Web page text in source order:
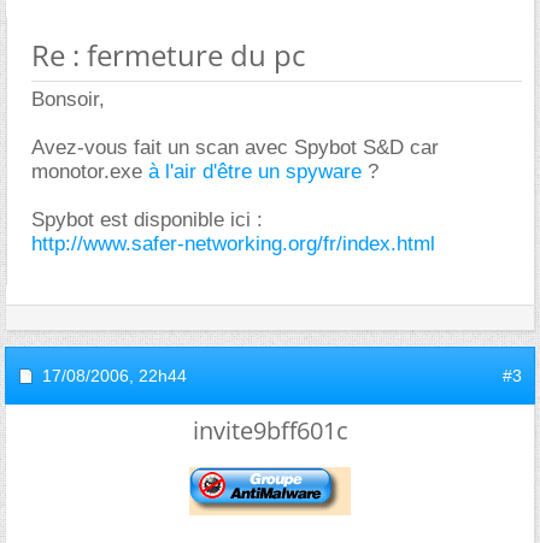
Re : fermeture du pc
Bonsoir,
Avez-vous fait un scan avec Spybot S&D car
monotor.exe à l'air d'être un spyware ?
Spybot est disponible ici :
http://www.safer-networking.org/fr/index.html
17/08/2006, 22h44 #3
invite9bff601c